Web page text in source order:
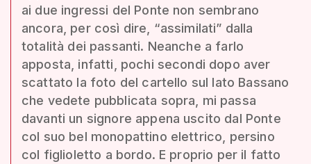
ai due ingressi del Ponte non sembrano
ancora, per così dire, “assimilati” dalla
totalità dei passanti. Neanche a farlo
apposta, infatti, pochi secondi dopo aver
scattato la foto del cartello sul lato Bassano
che vedete pubblicata sopra, mi passa
davanti un signore appena uscito dal Ponte
col suo bel monopattino elettrico, persino
col figlioletto a bordo. E proprio per il fatto